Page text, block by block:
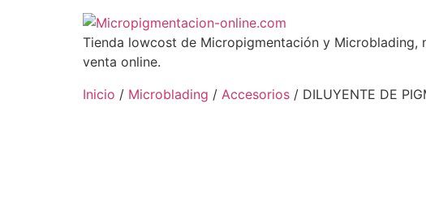
Tienda lowcost de Micropigmentación y Microblading,
venta online.
Inicio / Microblading / Accesorios / DILUYENTE DE